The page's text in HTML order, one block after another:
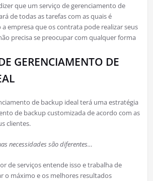
que um serviço de gerenciamento de
de todas as tarefas com as quais é
empresa que os contrata pode realizar seus
precisa se preocupar com qualquer forma
GERENCIAMENTO DE
de backup ideal terá uma estratégia
de backup customizada de acordo com as
clientes.
necessidades são diferentes…
de serviços entende isso e trabalha de
o máximo e os melhores resultados